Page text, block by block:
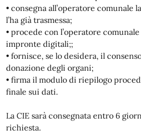
• consegna all’operatore comunale
l’ha già trasmessa;
• procede con l’operatore
impronte digitali;;
• fornisce, se lo desidera, il
donazione degli organi;
• firma il modulo di riepilogo
finale sui dati.
La CIE sarà consegnata entro 6
richiesta.